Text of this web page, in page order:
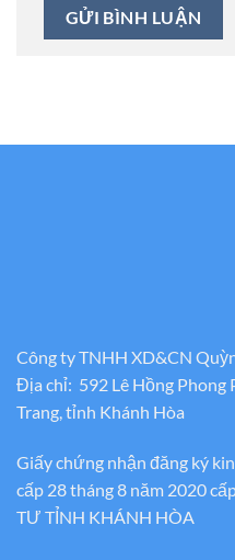
Công ty TNHH XD&CN
Địa chỉ: 592 Lê Hồng Phong
Trang, tỉnh Khánh Hòa
Giấy chứng nhận đăng ký
cấp 28 tháng 8 năm 2020
TƯ TỈNH KHÁNH HÒA